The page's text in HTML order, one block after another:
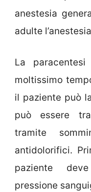
anestesia
adulte
La
moltissimo
il paziente può
può essere
tramite
antidolorifici.
paziente
pressione